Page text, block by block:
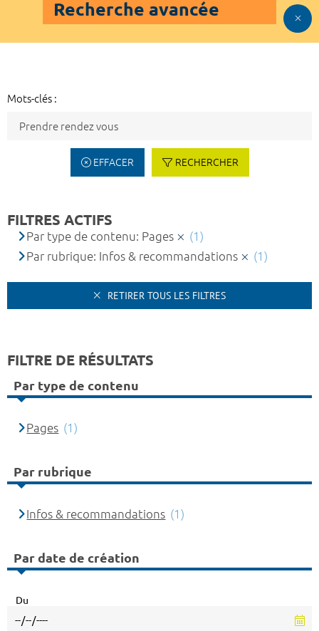
Recherche avancée
Mots-clés :
EFFACER RECHERCHER
FILTRES ACTIFS
Par type de contenu: Pages
(1)
Par rubrique: Infos & recommandations
(1)
RETIRER TOUS LES FILTRES
FILTRE DE RÉSULTATS
Par type de contenu
Pages (1)
Par rubrique
Infos & recommandations (1)
Par date de création
Du